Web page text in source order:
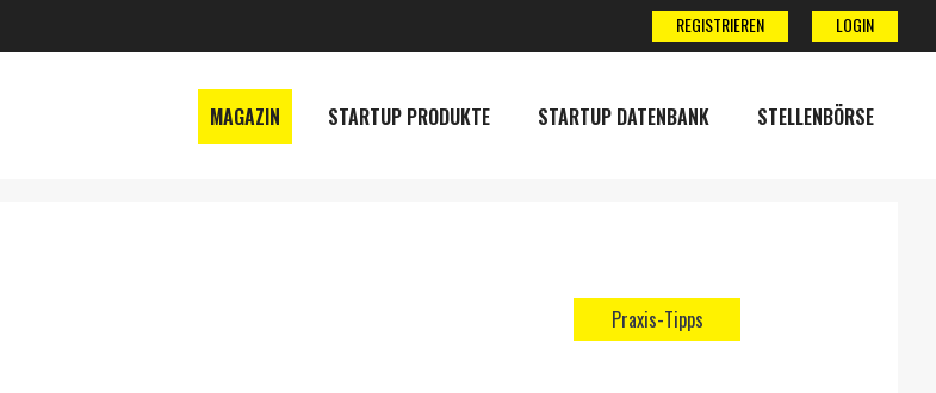
LOGIN
REGISTRIEREN
MAGAZIN STARTUP PRODUKTE STARTUP DATENBANK STELLENBÖRSE
Praxis-Tipps